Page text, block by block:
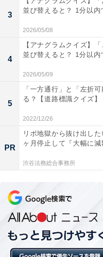
3
並び替えると？ 1分以内
2026/05/08
4
【アナグラムクイズ】
並び替えると？ 1分以内
2026/05/09
5
「一方通行」と「左折
る？【道路標識クイズ】
2022/12/26
PR
リボ地獄から抜け出し
ヶ月停止して『大幅に減
渋谷法務総合事務所